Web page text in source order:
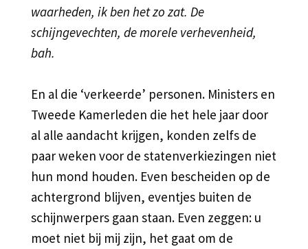
waarheden, ik ben het zo zat. De
schijngevechten, de morele verhevenheid,
bah.
En al die ‘verkeerde’ personen. Ministers en
Tweede Kamerleden die het hele jaar door
al alle aandacht krijgen, konden zelfs de
paar weken voor de statenverkiezingen niet
hun mond houden. Even bescheiden op de
achtergrond blijven, eventjes buiten de
schijnwerpers gaan staan. Even zeggen: u
moet niet bij mij zijn, het gaat om de